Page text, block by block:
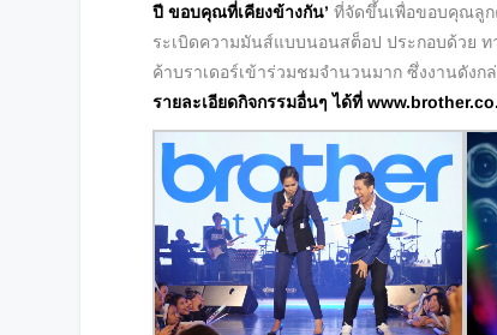
ปี ขอบคุณที่เคียงข้างกัน’ ที่จัดขึ้นเพื่อขอบคุณลูก
ระเบิดความมันส์แบบนอนสต็อป ประกอบด้วย
ค้าบราเดอร์เข้าร่วมชมจำนวนมาก ซึ่งงานดั
รายละเอียดกิจกรรมอื่นๆ ได้ที่